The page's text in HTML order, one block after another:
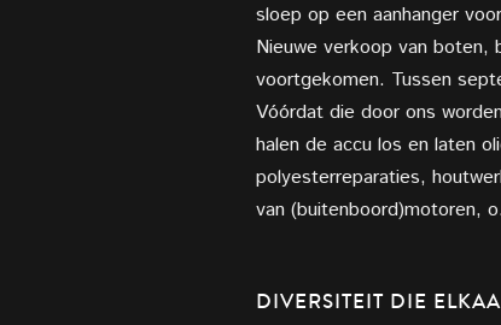
sloep op een aanhanger
Nieuwe verkoop van boten,
voortgekomen. Tussen
Vóórdat die door ons
halen de accu los en laten
polyesterreparaties,
van (buitenboord)motoren,
DIVERSITEIT DIE